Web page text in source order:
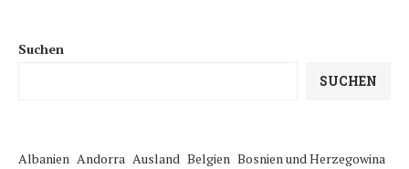
Suchen
SUCHEN
Albanien Andorra Ausland Belgien Bosnien und Herzegowina